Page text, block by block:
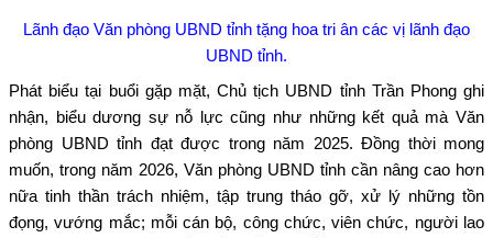
Lãnh đạo Văn phòng UBND tỉnh tặng hoa tri ân các vị lãnh đạo
UBND tỉnh.
Phát biểu tại buổi gặp mặt, Chủ tịch UBND tỉnh Trần Phong ghi
nhận, biểu dương sự nỗ lực cũng như những kết quả mà Văn
phòng UBND tỉnh đạt được trong năm 2025. Đồng thời mong
muốn, trong năm 2026, Văn phòng UBND tỉnh cần nâng cao hơn
nữa tinh thần trách nhiệm, tập trung tháo gỡ, xử lý những tồn
đọng, vướng mắc; mỗi cán bộ, công chức, viên chức, người lao